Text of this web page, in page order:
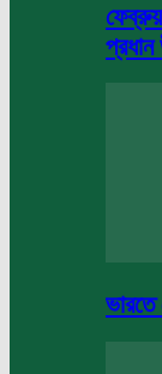
প্রধান